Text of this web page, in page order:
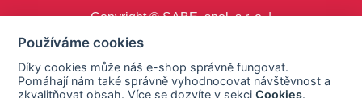
Copyright © SABE, spol. s r. o. |
Používáme cookies
Díky cookies může náš e-shop správně fungovat.
Pomáhají nám také správně vyhodnocovat návštěvnost a
zkvalitňovat obsah. Více se dozvíte v sekciCookies.